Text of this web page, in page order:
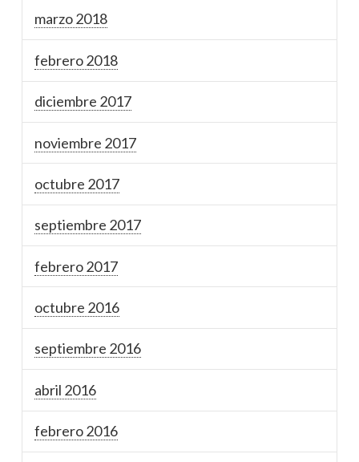
marzo 2018
febrero 2018
diciembre 2017
noviembre 2017
octubre 2017
septiembre 2017
febrero 2017
octubre 2016
septiembre 2016
abril 2016
febrero 2016